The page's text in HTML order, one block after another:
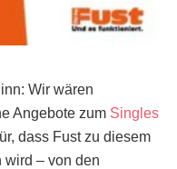
Wir wären
Angebote zum Singles
dass Fust zu diesem
wird – von den